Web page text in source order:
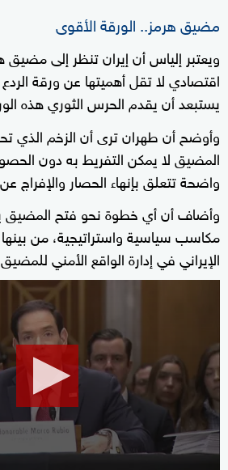
مضيق هرمز.. الورقة الأقوى
ويعتبر إلياس أن إيران تنظر إلى مضيق
اقتصادي لا تقل أهميتها عن ورقة
يستبعد أن يقدم الحرس الثوري هذه
وأوضح أن طهران ترى أن الزخم الذي
المضيق لا يمكن التفريط به دون
واضحة تتعلق بإنهاء الحصار والإفراج
وأضاف أن أي خطوة نحو فتح المضيق
مكاسب سياسية واستراتيجية، من بينها
الإيراني في إدارة الواقع الأمني